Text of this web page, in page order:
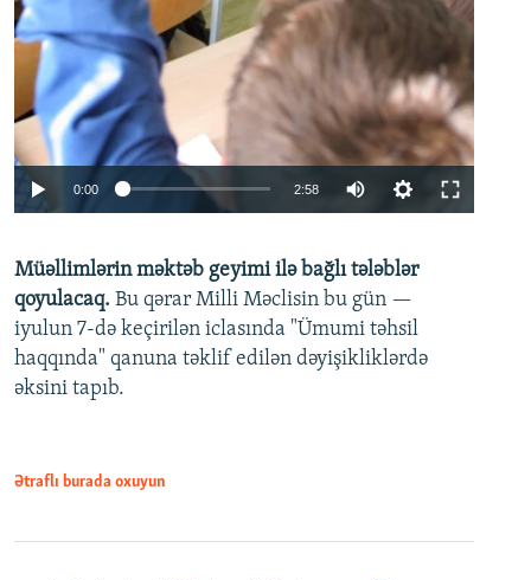
0:00 2:58
360p
480p
720p
Müəllimlərin məktəb geyimi ilə bağlı tələblər
qoyulacaq. Bu qərar Milli Məclisin bu gün —
iyulun 7-də keçirilən iclasında "Ümumi təhsil
haqqında" qanuna təklif edilən dəyişikliklərdə
əksini tapıb.
Ətraflı burada oxuyun